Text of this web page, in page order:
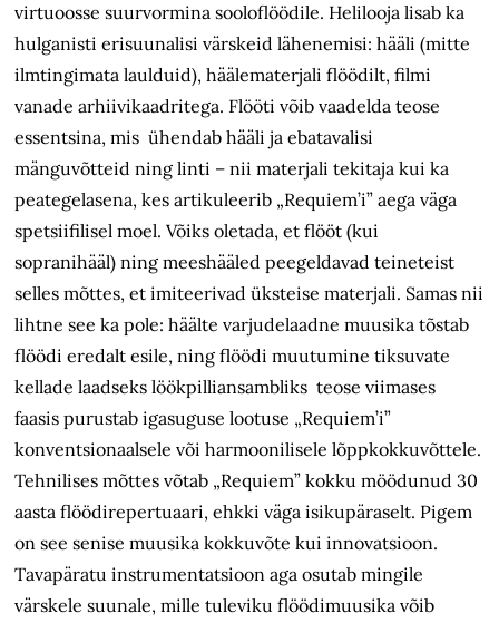
virtuoosse suurvormina sooloflöödile. Helilooja lisab ka
hulganisti erisuunalisi värskeid lähenemisi: hääli (mitte
ilmtingimata laulduid), häälematerjali flöödilt, filmi
vanade arhiivikaadritega. Flööti võib vaadelda teose
essentsina, mis ühendab hääli ja ebatavalisi
mänguvõtteid ning linti – nii materjali tekitaja kui ka
peategelasena, kes artikuleerib „Requiem’i” aega väga
spetsiifilisel moel. Võiks oletada, et flööt (kui
sopranihääl) ning meeshääled peegeldavad teineteist
selles mõttes, et imiteerivad üksteise materjali. Samas nii
lihtne see ka pole: häälte varjudelaadne muusika tõstab
flöödi eredalt esile, ning flöödi muutumine tiksuvate
kellade laadseks löökpilliansambliks teose viimases
faasis purustab igasuguse lootuse „Requiem’i”
konventsionaalsele või harmoonilisele lõppkokkuvõttele.
Tehnilises mõttes võtab „Requiem” kokku möödunud 30
aasta flöödirepertuaari, ehkki väga isikupäraselt. Pigem
on see senise muusika kokkuvõte kui innovatsioon.
Tavapäratu instrumentatsioon aga osutab mingile
värskele suunale, mille tuleviku flöödimuusika võib